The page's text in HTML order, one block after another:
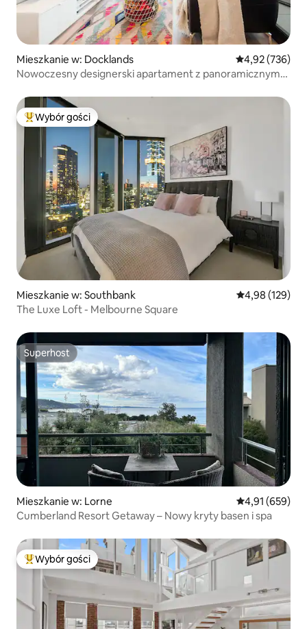
Mieszkanie w: Docklands Średnia
4,92 (736)
Nowoczesny designerski apartament z panoramicznym
Najpopularniejsze z kategorii Wybór gości
Wybór gości
Mieszkanie w: Southbank Średnia
4,98 (129)
The Luxe Loft - Melbourne Square
Superhost
Superhost
Mieszkanie w: Lorne Średnia
4,91 (659)
Cumberland Resort Getaway – Nowy kryty basen i spa
Najpopularniejsze z kategorii Wybór gości
Wybór gości